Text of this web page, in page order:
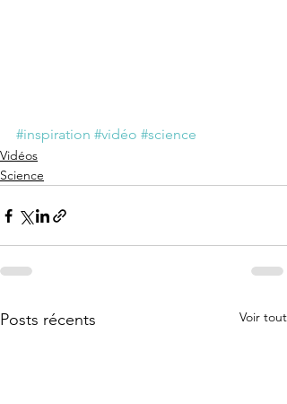
#inspiration #vidéo #science
Vidéos
Science
Posts récents Voir tout